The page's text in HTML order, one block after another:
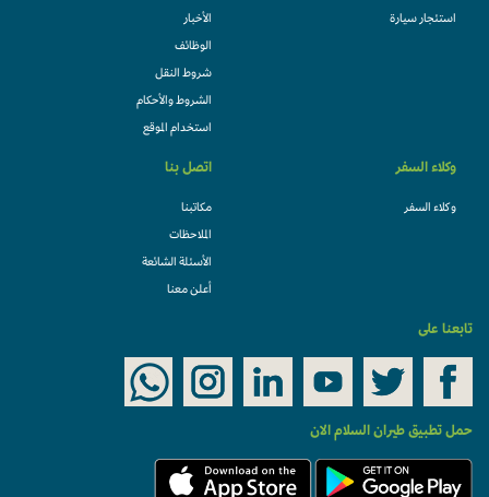
استئجار سيارة الأخبار
الوظائف
شروط النقل
الشروط والأحكام
استخدام الموقع
وكلاء السفر
وكلاء السفر
اتصل بنا
مكاتبنا
الملاحظات
الأسئلة الشائعة
أعلن معنا
تابعنا على
حمل تطبيق طيران السلام الان